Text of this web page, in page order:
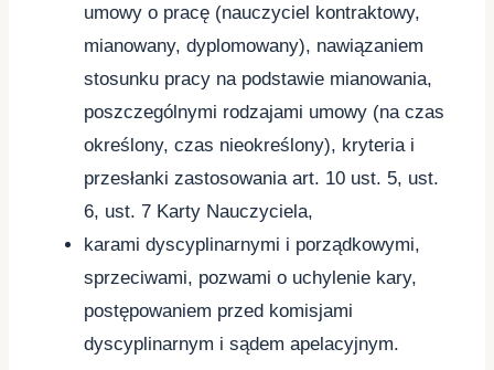
umowy o pracę (nauczyciel kontraktowy,
mianowany, dyplomowany), nawiązaniem
stosunku pracy na podstawie mianowania,
poszczególnymi rodzajami umowy (na czas
określony, czas nieokreślony), kryteria i
przesłanki zastosowania art. 10 ust. 5, ust.
6, ust. 7 Karty Nauczyciela,
karami dyscyplinarnymi i porządkowymi,
sprzeciwami, pozwami o uchylenie kary,
postępowaniem przed komisjami
dyscyplinarnym i sądem apelacyjnym.